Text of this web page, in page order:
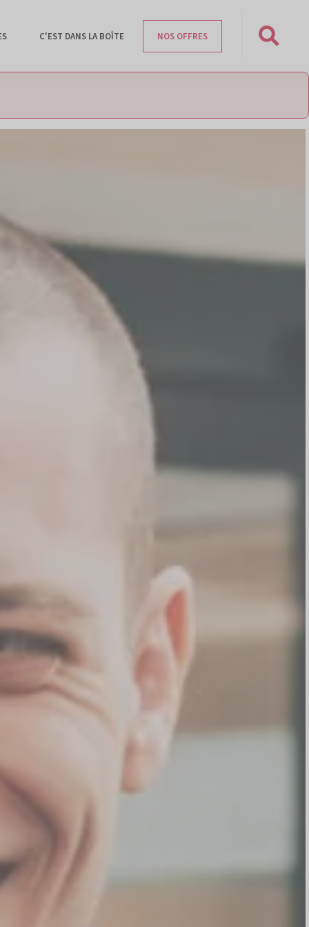
C'EST DANS LA BOÎTE NOS OFFRES